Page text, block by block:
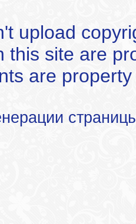
upload
this site are
are